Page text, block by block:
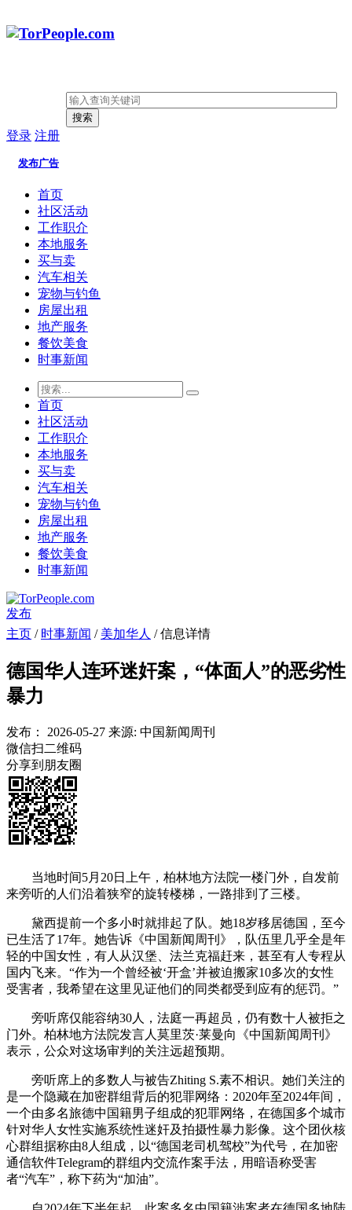
搜索
登录 注册
发布广告
首页
社区活动
工作职介
本地服务
买与卖
汽车相关
宠物与钓鱼
房屋出租
地产服务
餐饮美食
时事新闻
首页
社区活动
工作职介
本地服务
买与卖
汽车相关
宠物与钓鱼
房屋出租
地产服务
餐饮美食
时事新闻
发布
主页 / 时事新闻 / 美加华人 / 信息详情
德国华人连环迷奸案，“体面人”的恶劣性
暴力
发布： 2026-05-27 来源: 中国新闻周刊
微信扫二维码
分享到朋友圈
当地时间5月20日上午，柏林地方法院一楼门外，自发前
来旁听的人们沿着狭窄的旋转楼梯，一路排到了三楼。
黛西提前一个多小时就排起了队。她18岁移居德国，至今
已生活了17年。她告诉《中国新闻周刊》，队伍里几乎全是年
轻的中国女性，有人从汉堡、法兰克福赶来，甚至有人专程从
国内飞来。“作为一个曾经被‘开盒’并被迫搬家10多次的女性
受害者，我希望在这里见证他们的同类都受到应有的惩罚。”
旁听席仅能容纳30人，法庭一再超员，仍有数十人被拒之
门外。柏林地方法院发言人莫里茨·莱曼向《中国新闻周刊》
表示，公众对这场审判的关注远超预期。
旁听席上的多数人与被告Zhiting S.素不相识。她们关注的
是一个隐藏在加密群组背后的犯罪网络：2020年至2024年间，
一个由多名旅德中国籍男子组成的犯罪网络，在德国多个城市
针对华人女性实施系统性迷奸及拍摄性暴力影像。这个团伙核
心群组据称由8人组成，以“德国老司机驾校”为代号，在加密
通信软件Telegram的群组内交流作案手法，用暗语称受害
者“汽车”，称下药为“加油”。